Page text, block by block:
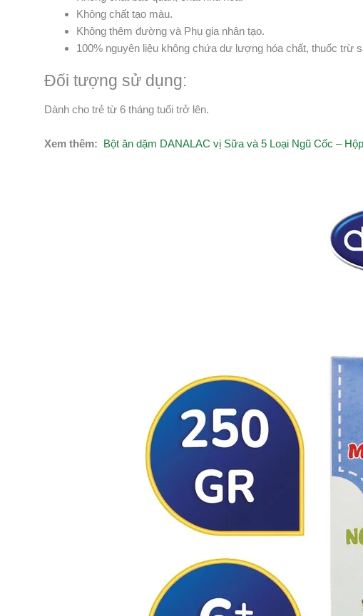
Không chất tạo màu.
Không thêm đường và Phụ gia nhân tạo.
100% nguyên liệu không chứa dư lượng hóa chất, thuốc trừ
Đối tượng sử dụng:
Dành cho trẻ từ 6 tháng tuổi trở lên.
Xem thêm: Bột ăn dặm DANALAC vị Sữa và 5 Loại Ngũ Cốc –